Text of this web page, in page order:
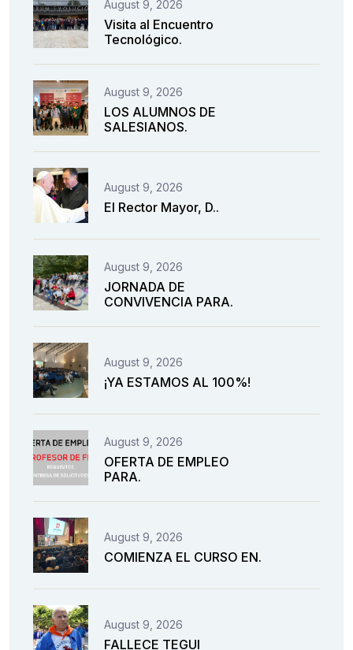
August 9, 2026
Visita al Encuentro
Tecnológico.
August 9, 2026
LOS ALUMNOS DE
SALESIANOS.
August 9, 2026
El Rector Mayor, D..
August 9, 2026
JORNADA DE
CONVIVENCIA PARA.
August 9, 2026
¡YA ESTAMOS AL 100%!
August 9, 2026
OFERTA DE EMPLEO
PARA.
August 9, 2026
COMIENZA EL CURSO EN.
August 9, 2026
FALLECE TEGUI